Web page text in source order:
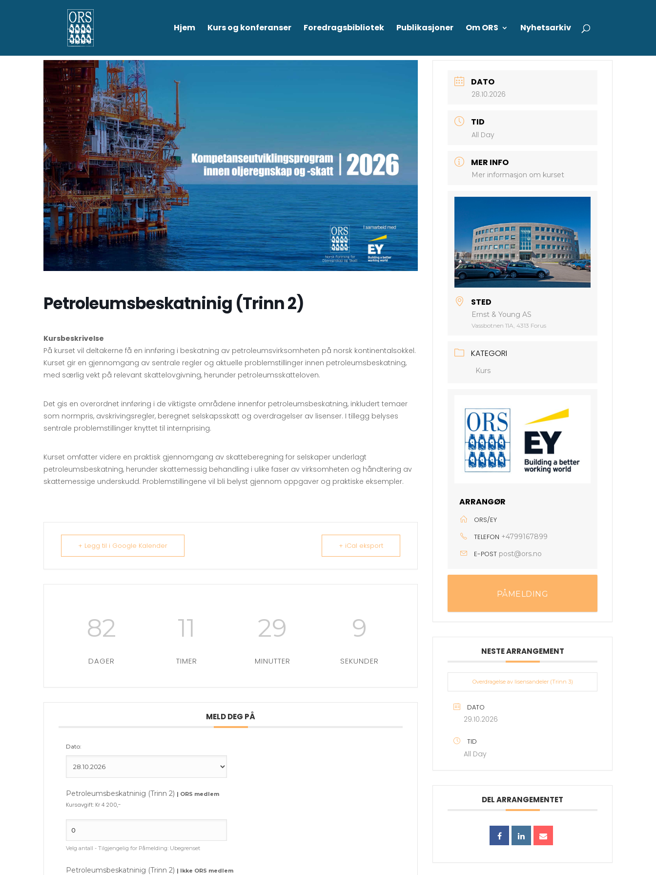
Hjem Kurs og konferanser Foredragsbibliotek Publikasjoner Om ORS Nyhetsarkiv
Petroleumsbeskatninig (Trinn 2)
Kursbeskrivelse
På kurset vil deltakerne få en innføring i beskatning av petroleumsvirksomheten på norsk kontinentalsokkel.
Kurset gir en gjennomgang av sentrale regler og aktuelle problemstillinger innen petroleumsbeskatning,
med særlig vekt på relevant skattelovgivning, herunder petroleumsskatteloven.
Det gis en overordnet innføring i de viktigste områdene innenfor petroleumsbeskatning, inkludert temaer
som normpris, avskrivingsregler, beregnet selskapsskatt og overdragelser av lisenser. I tillegg belyses
sentrale problemstillinger knyttet til internprising.
Kurset omfatter videre en praktisk gjennomgang av skatteberegning for selskaper underlagt
petroleumsbeskatning, herunder skattemessig behandling i ulike faser av virksomheten og håndtering av
skattemessige underskudd. Problemstillingene vil bli belyst gjennom oppgaver og praktiske eksempler.
+ Legg til i Google Kalender + iCal eksport
82
DAGER
11
TIMER
29
MINUTTER
7
SEKUNDER
MELD DEG PÅ
Dato:
Petroleumsbeskatninig (Trinn 2) | ORS medlem
Kursavgift: Kr 4 200,-
Velg antall - Tilgjengelig for Påmelding: Ubegrenset
Petroleumsbeskatninig (Trinn 2) | Ikke ORS medlem
DATO
28.10.2026
TID
All Day
MER INFO
Mer informasjon om kurset
STED
Ernst & Young AS
Vassbotnen 11A, 4313 Forus
KATEGORI
Kurs
ARRANGØR
ORS/EY
TELEFON +4799167899
E-POST post@ors.no
PÅMELDING
NESTE ARRANGEMENT
Overdragelse av lisensandeler (Trinn 3)
DATO
29.10.2026
TID
All Day
DEL ARRANGEMENTET